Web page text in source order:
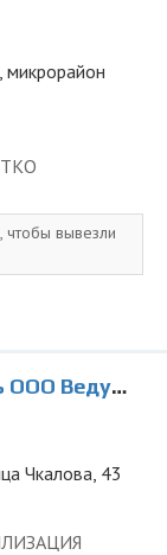
микрорайон
ТКО
вывезли
Компания
Чкалова, 43